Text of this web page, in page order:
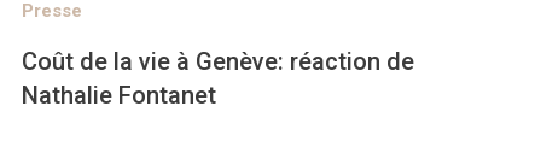
Presse
Coût de la vie à Genève: réaction de
Nathalie Fontanet